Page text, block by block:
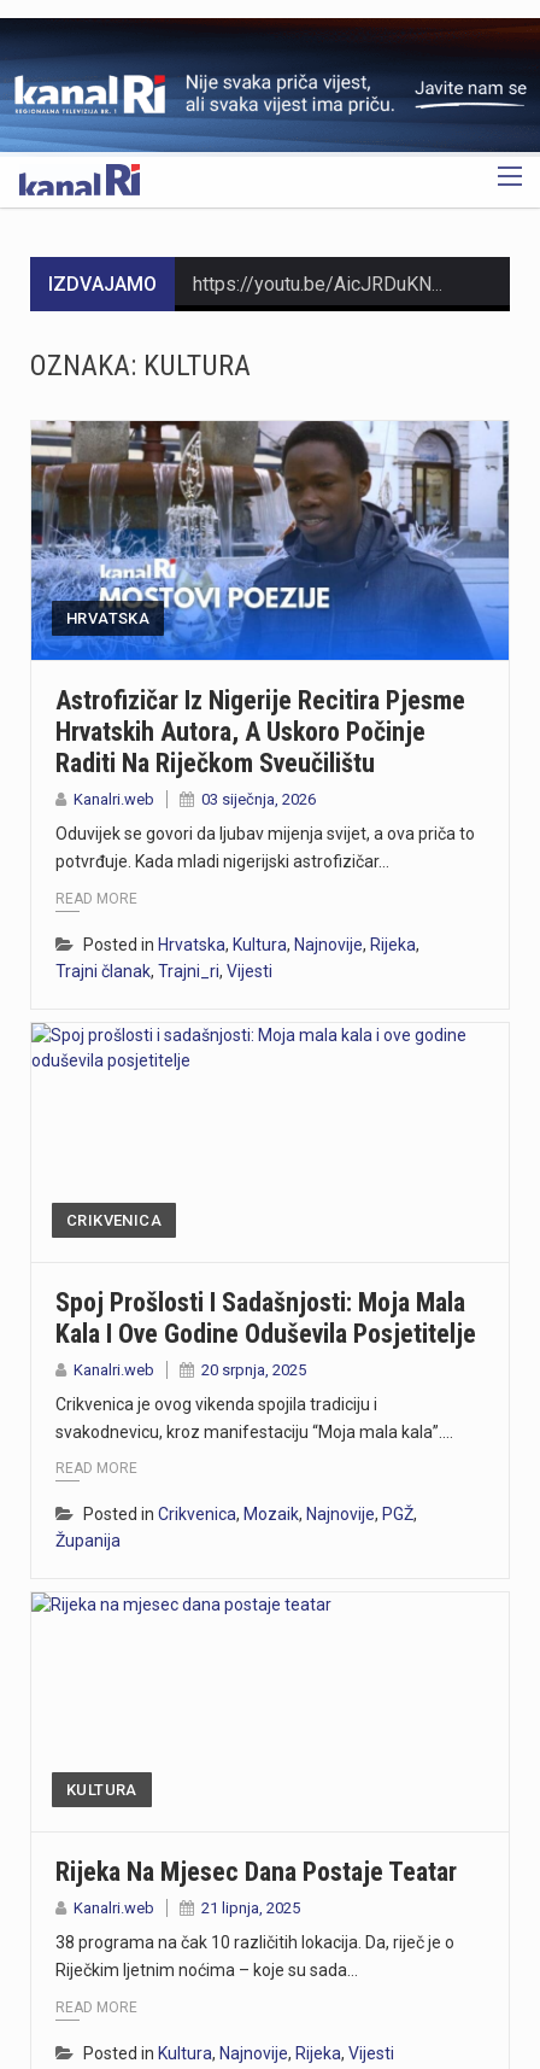
OGLAS
IZDVAJAMO
https://youtu.be/Ms7A82drFtA
https://youtu.be/mldUU0Knk1Y U prometnoj nesreći u Rijeci teško je ozlijeđena 75-godišnja pješakinja, dok je 80-godišnji pješak prošao s lakšim ozljedama. Na njih je na pješačkom prijelazu naletio autobus kojim je upravljao 54-godišnji vozač. Nesreća se dogodila u utorak, 4. kolovoza, oko 18 sati na raskrižju Ulice Ivana Zajca i Ribarske ulice.
https://youtu.be/-_V3gJvjFjc Trodnevno obilježavanje Dana pobjede i 31. obljetnice Oluje u Rijeci zaključeno je bakljadom na Molo longu, gdje je zapaljeno 222 baklje za poginule branitelje Primorsko-goranske županije. Uz prigodni program, polaganje vijenaca i koncert grupe Opća opasnost, Rijeka je dostojanstveno obilježila najvažniji datum novije hrvatske povijesti. Više u videoprilogu:
OZNAKA: KULTURA
HRVATSKA
Astrofizičar Iz Nigerije Recitira Pjesme
Hrvatskih Autora, A Uskoro Počinje
Raditi Na Riječkom Sveučilištu
Kanalri.web 03 siječnja, 2026
Oduvijek se govori da ljubav mijenja svijet, a ova priča to
potvrđuje. Kada mladi nigerijski astrofizičar…
READ MORE
Posted in Hrvatska, Kultura, Najnovije, Rijeka,
Trajni članak, Trajni_ri, Vijesti
CRIKVENICA
Spoj Prošlosti I Sadašnjosti: Moja Mala
Kala I Ove Godine Oduševila Posjetitelje
Kanalri.web 20 srpnja, 2025
Crikvenica je ovog vikenda spojila tradiciju i
svakodnevicu, kroz manifestaciju “Moja mala kala”.…
READ MORE
Posted in Crikvenica, Mozaik, Najnovije, PGŽ,
Županija
KULTURA
Rijeka Na Mjesec Dana Postaje Teatar
Kanalri.web 21 lipnja, 2025
38 programa na čak 10 različitih lokacija. Da, riječ je o
Riječkim ljetnim noćima – koje su sada…
READ MORE
Posted in Kultura, Najnovije, Rijeka, Vijesti